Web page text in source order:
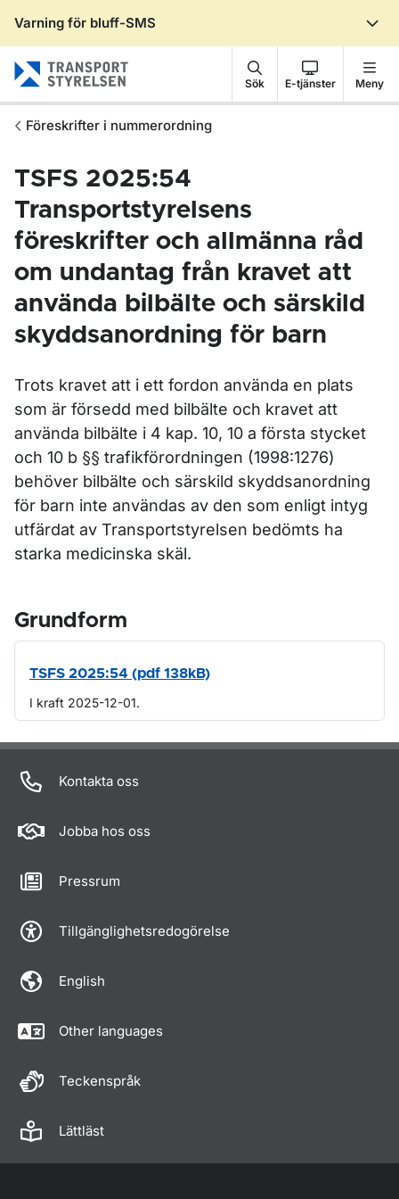
Varning för bluff-SMS
Sök E-tjänster Meny
Föreskrifter i nummerordning
TSFS 2025:54
Transportstyrelsens
föreskrifter och allmänna råd
om undantag från kravet att
använda bilbälte och särskild
skyddsanordning för barn
Trots kravet att i ett fordon använda en plats
som är försedd med bilbälte och kravet att
använda bilbälte i 4 kap. 10, 10 a första stycket
och 10 b §§ trafikförordningen (1998:1276)
behöver bilbälte och särskild skyddsanordning
för barn inte användas av den som enligt intyg
utfärdat av Transportstyrelsen bedömts ha
starka medicinska skäl.
Grundform
TSFS 2025:54 (pdf 138kB)
I kraft 2025-12-01.
Om sidan
Kontakta oss
Jobba hos oss
Pressrum
Tillgänglighetsredogörelse
English
Other languages
Teckenspråk
Lättläst